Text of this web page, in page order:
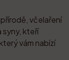
včelaření
syny, kteří
vám nabízí